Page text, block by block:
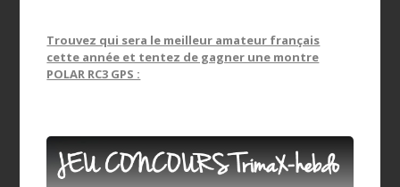
Trouvez qui sera le meilleur amateur français
cette année et tentez de gagner une montre
POLAR RC3 GPS :